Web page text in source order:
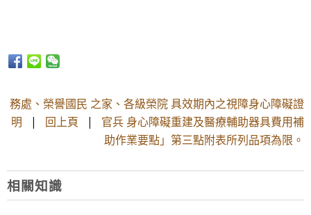
務處、榮譽國民 之家、各級榮院 具效期內之視障身心障礙證
明 | 回上頁 | 官兵 身心障礙重建及醫療輔助器具費用補
助作業要點」第三點附表所列品項為限。
相關知識